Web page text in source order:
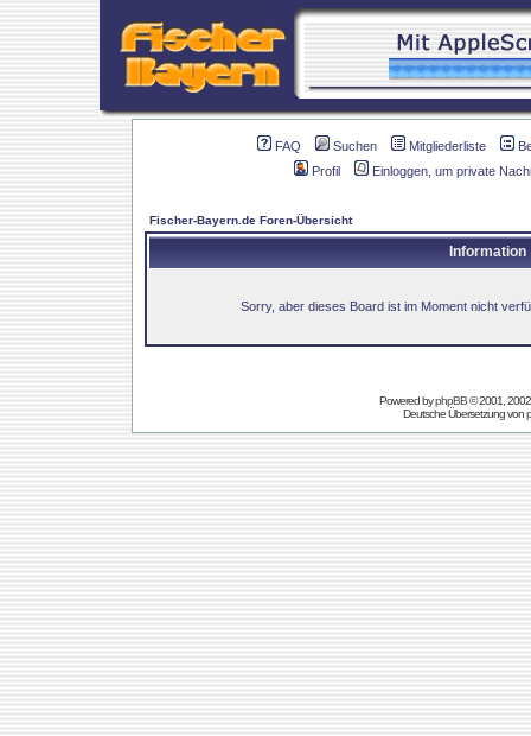
FAQ Suchen Mitgliederliste
Profil
Einloggen, um private
Fischer-Bayern.de Foren-Übersicht
Information
Sorry, aber dieses Board ist im Moment nicht
Powered byphpBB© 2001,
Deutsche Übersetzung von